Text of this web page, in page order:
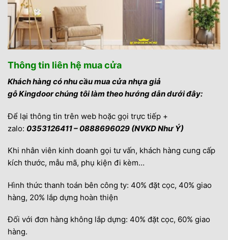
Thông tin liên hệ mua cửa
Khách hàng có nhu cầu mua cửa nhựa giả
gỗ Kingdoor chúng tôi làm theo hướng dẫn dưới đây:
Để lại thông tin trên web hoặc gọi trực tiếp +
zalo: 0353126411 – 0888696029 (NVKD Như Ý)
Khi nhân viên kinh doanh gọi tư vấn, khách hàng cung cấp
kích thước, mẫu mã, phụ kiện đi kèm…
Hình thức thanh toán bên công ty: 40% đặt cọc, 40% giao
hàng, 20% lắp dựng hoàn thiện
Đối với đơn hàng không lắp dựng: 40% đặt cọc, 60% giao
hàng.